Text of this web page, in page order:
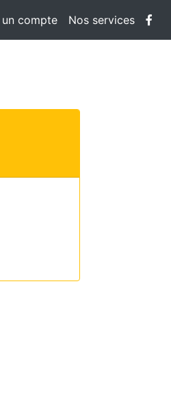
un compte Nos services